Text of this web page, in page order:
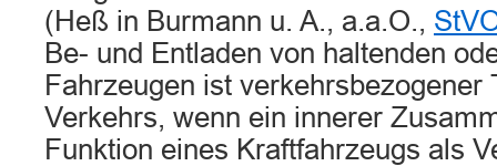
(Heß in Burmann u. A., a.a.O.,
Be- und Entladen von haltenden
Fahrzeugen ist verkehrsbezogener
Verkehrs, wenn ein innerer
Funktion eines Kraftfahrzeugs als